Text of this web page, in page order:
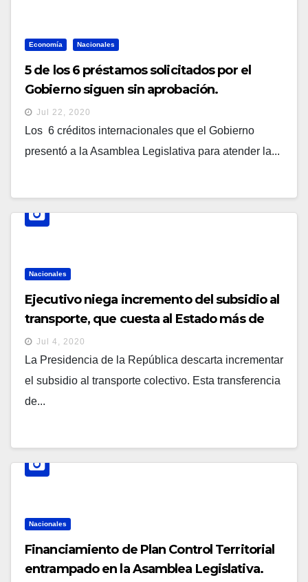
Economía Nacionales
5 de los 6 préstamos solicitados por el
Gobierno siguen sin aprobación.
Jul 22, 2020
Los 6 créditos internacionales que el Gobierno
presentó a la Asamblea Legislativa para atender la...
Nacionales
Ejecutivo niega incremento del subsidio al
transporte, que cuesta al Estado más de
$40 millones anuales
Jul 4, 2020
La Presidencia de la República descarta incrementar
el subsidio al transporte colectivo. Esta transferencia
de...
Nacionales
Financiamiento de Plan Control Territorial
entrampado en la Asamblea Legislativa.